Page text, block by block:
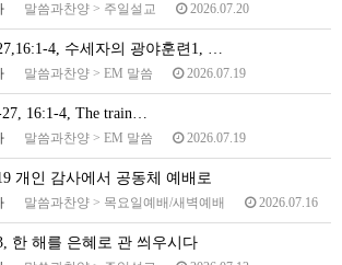
말씀과찬양 > 주일설교 2026.07.20
4, 수세자의 광야훈련1, …
말씀과찬양 > EM 말씀 2026.07.19
16:1-4, The train…
말씀과찬양 > EM 말씀 2026.07.19
개인 감사에서 공동체 예배로
말씀과찬양 > 목요일예배/새벽예배 2026.07.16
한 해를 은혜로 관 씌우시다